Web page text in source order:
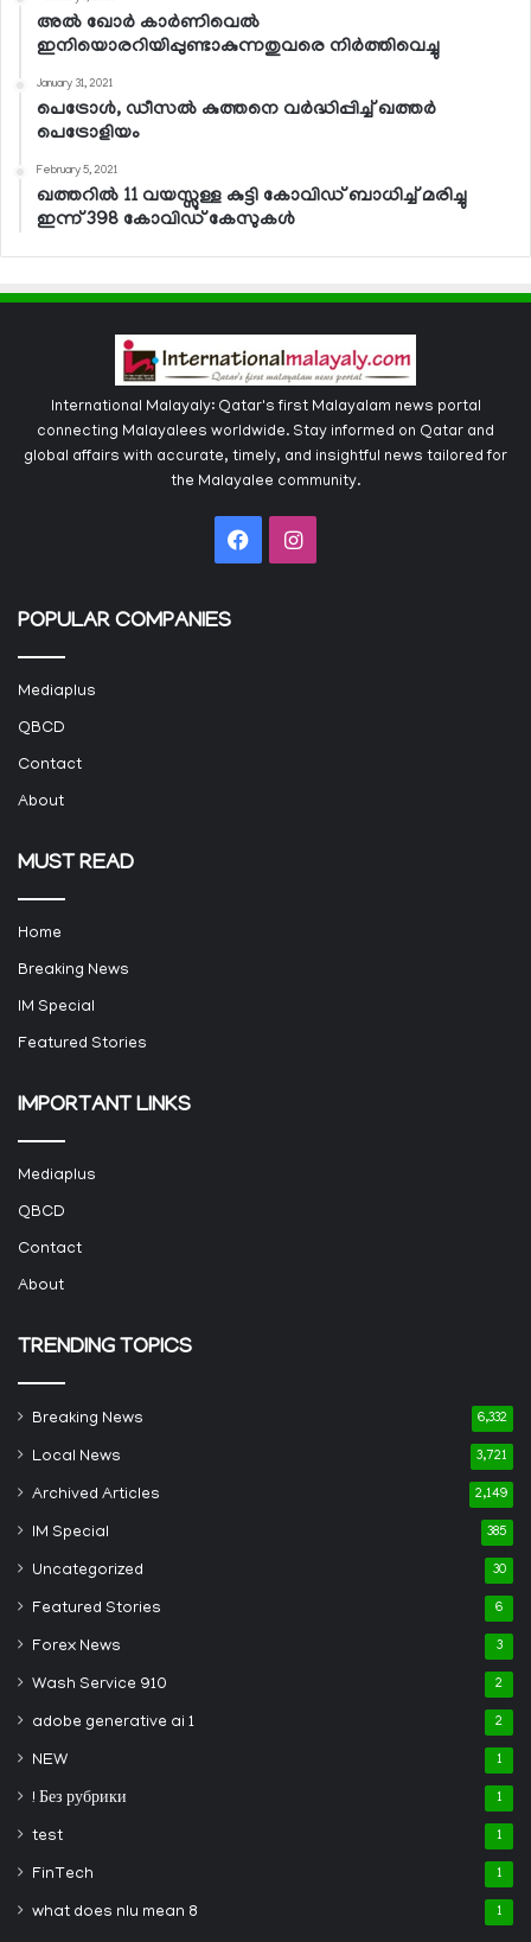
അല്‍ ഖോര്‍ കാര്‍ണിവെല്‍
ഇനിയൊരറിയിപ്പുണ്ടാകുന്നതുവരെ നിര്‍ത്തിവെച്ചു
January 31, 2021
പെട്രോള്‍, ഡീസല്‍ കുത്തനെ വര്‍ദ്ധിപ്പിച്ച് ഖത്തര്‍
പെട്രോളിയം
February 5, 2021
ഖത്തറില്‍ 11 വയസ്സുള്ള കുട്ടി കോവിഡ് ബാധിച്ച് മരിച്ചു
ഇന്ന് 398 കോവിഡ് കേസുകള്‍
International Malayaly: Qatar's first Malayalam news portal
connecting Malayalees worldwide. Stay informed on Qatar and
global affairs with accurate, timely, and insightful news tailored for
the Malayalee community.
FacebookInstagram
POPULAR COMPANIES
Mediaplus
QBCD
Contact
About
MUST READ
Home
Breaking News
IM Special
Featured Stories
IMPORTANT LINKS
Mediaplus
QBCD
Contact
About
TRENDING TOPICS
Breaking News 6,332
Local News 3,721
Archived Articles 2,149
IM Special 385
Uncategorized 30
Featured Stories 6
Forex News 3
Wash Service 910 2
adobe generative ai 1 2
NEW 1
! Без рубрики 1
test 1
FinTech 1
what does nlu mean 8 1